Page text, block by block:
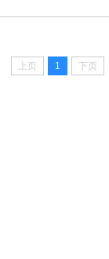
上页 1 下页